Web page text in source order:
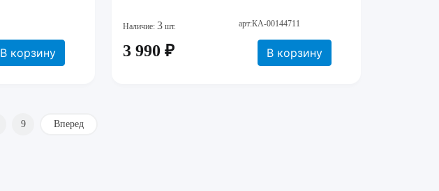
В корзину
Наличие: 3шт. арт:КА-00144711
3 990 ₽ В корзину
9 Вперед